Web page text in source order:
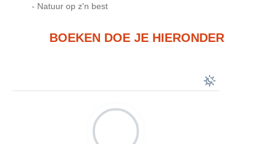
- Natuur op z'n best
BOEKEN DOE JE HIERONDER